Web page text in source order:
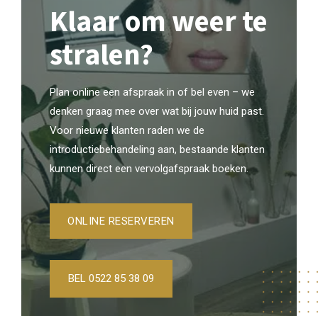
Klaar om weer te
stralen?
Plan online een afspraak in of bel even – we
denken graag mee over wat bij jouw huid past.
Voor nieuwe klanten raden we de
introductiebehandeling aan, bestaande klanten
kunnen direct een vervolgafspraak boeken.
ONLINE RESERVEREN
BEL 0522 85 38 09